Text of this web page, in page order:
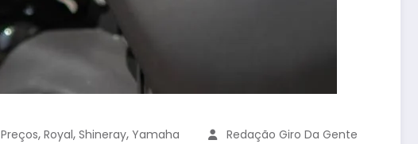
Preços, Royal, Shineray, Yamaha Redação Giro Da Gente